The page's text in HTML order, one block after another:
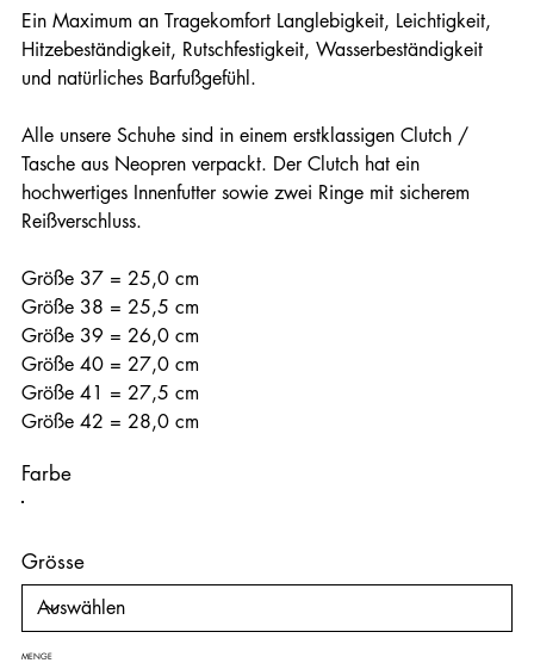
Ein Maximum an Tragekomfort Langlebigkeit, Leichtigkeit,
Hitzebeständigkeit, Rutschfestigkeit, Wasserbeständigkeit
und natürliches Barfußgefühl.
Alle unsere Schuhe sind in einem erstklassigen Clutch /
Tasche aus Neopren verpackt. Der Clutch hat ein
hochwertiges Innenfutter sowie zwei Ringe mit sicherem
Reißverschluss.
Größe 37 = 25,0 cm
Größe 38 = 25,5 cm
Größe 39 = 26,0 cm
Größe 40 = 27,0 cm
Größe 41 = 27,5 cm
Größe 42 = 28,0 cm
Farbe
Grösse
MENGE